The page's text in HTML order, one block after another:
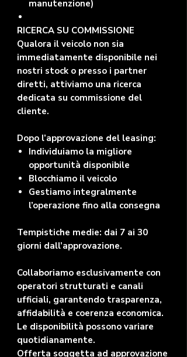
manutenzione)
RICERCA SU COMMISSIONE
Qualora il veicolo non sia
immediatamente disponibile nei
nostri stock o presso i partner
diretti, attiviamo una ricerca
dedicata su commissione del
cliente.
Dopo l’approvazione del leasing:
Individuiamo la migliore
opportunità disponibile
Blocchiamo il veicolo
Gestiamo integralmente
l’operazione fino alla consegna
Tempistiche medie: dai 7 ai 30
giorni dall’approvazione.
Collaboriamo esclusivamente con
operatori strutturati e canali
ufficiali, garantendo trasparenza,
affidabilità e coerenza economica.
Le disponibilità possono variare
quotidianamente.
Offerta soggetta ad approvazione